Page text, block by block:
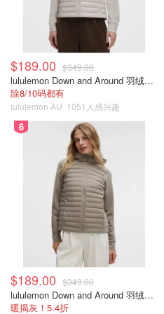
$189.00 $349.00
lululemon Down and Around 羽绒夹克
除8/10码都有
lululemon AU 1051人感兴趣
6
$189.00 $349.00
lululemon Down and Around 羽绒夹克
暖揭灰！5.4折